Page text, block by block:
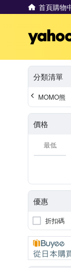
首頁購物
分類清單
MOMO熊
價格
優惠
折扣碼